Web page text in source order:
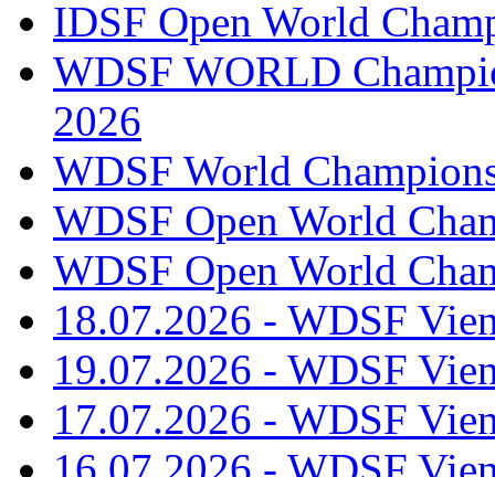
IDSF Open World
WDSF WORLD
2026
WDSF World
WDSF Open World
WDSF Open World
18.07.2026 - WDSF
19.07.2026 - WDSF
17.07.2026 - WDSF